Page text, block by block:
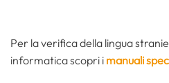
Per la verifica della lingua
informatica scopri i manuali